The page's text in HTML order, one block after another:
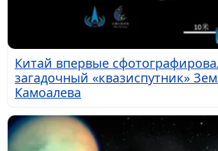
Китай впервые
загадочный «квазиспутник»
Камоалева